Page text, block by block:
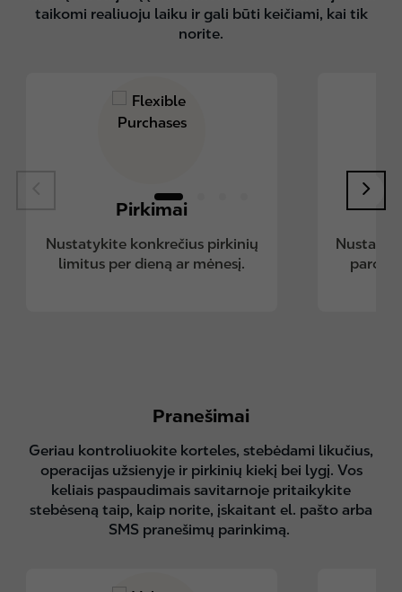
taikomi realiuoju laiku ir gali būti keičiami, kai tik
norite.
Pirkimai
Nustatykite konkrečius pirkinių
limitus per dieną ar mėnesį.
paros
Pranešimai
Geriau kontroliuokite korteles, stebėdami likučius,
operacijas užsienyje ir pirkinių kiekį bei lygį. Vos
keliais paspaudimais savitarnoje pritaikykite
stebėseną taip, kaip norite, įskaitant el. pašto arba
SMS pranešimų parinkimą.